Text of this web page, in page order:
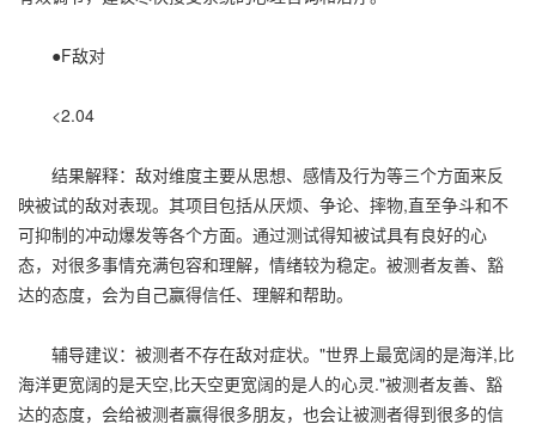
●F敌对
<2.04
结果解释：敌对维度主要从思想、感情及行为等三个方面来反
映被试的敌对表现。其项目包括从厌烦、争论、摔物,直至争斗和不
可抑制的冲动爆发等各个方面。通过测试得知被试具有良好的心
态，对很多事情充满包容和理解，情绪较为稳定。被测者友善、豁
达的态度，会为自己赢得信任、理解和帮助。
辅导建议：被测者不存在敌对症状。"世界上最宽阔的是海洋,比
海洋更宽阔的是天空,比天空更宽阔的是人的心灵."被测者友善、豁
达的态度，会给被测者赢得很多朋友，也会让被测者得到很多的信